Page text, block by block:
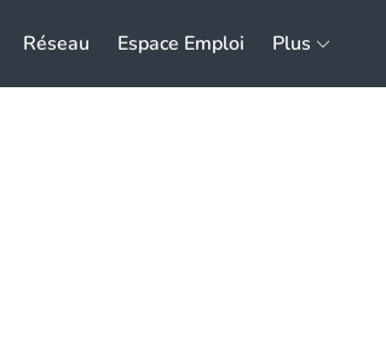
Réseau Espace Emploi Plus